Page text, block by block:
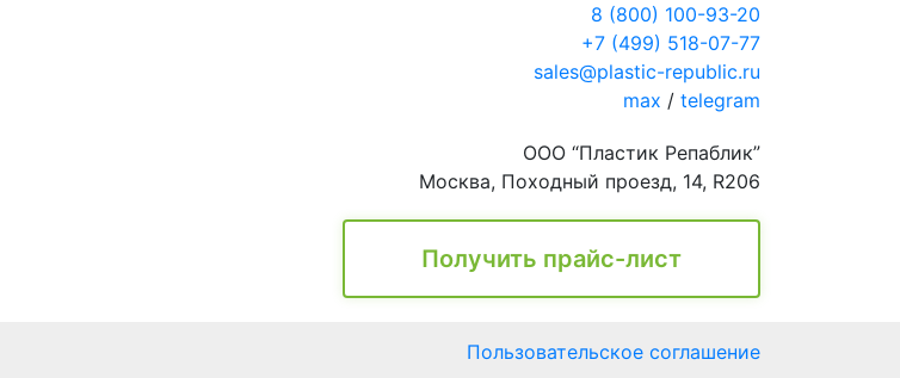
8 (800) 100-93-20
+7 (499) 518-07-77
sales@plastic-republic.ru
max / telegram
ООО “Пластик Репаблик”
Москва, Походный проезд, 14, R206
Получить прайс-лист
Пользовательское соглашение